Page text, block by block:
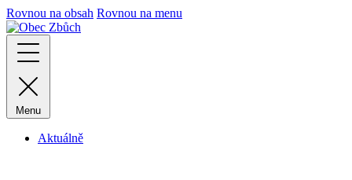
Rovnou na obsah Rovnou na menu
Menu
Aktuálně